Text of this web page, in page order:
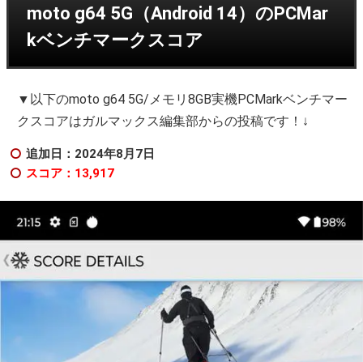
moto g64 5G（Android 14）のPCMar
kベンチマークスコア
▼以下のmoto g64 5G/メモリ8GB実機PCMarkベンチマー
クスコアはガルマックス編集部からの投稿です！↓
追加日：2024年8月7日
スコア：13,917